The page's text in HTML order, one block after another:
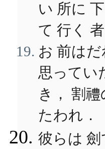
い 所に
て 行く
お 前は
思ってい
き， 割
たわれ．
彼らは